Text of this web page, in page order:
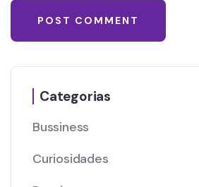
Categorias
Bussiness
Curiosidades